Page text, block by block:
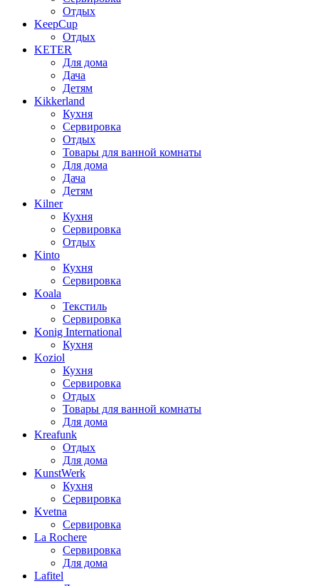
Отдых
KeepCup
Отдых
KETER
Для дома
Дача
Детям
Kikkerland
Кухня
Сервировка
Отдых
Товары для ванной комнаты
Для дома
Дача
Детям
Kilner
Кухня
Сервировка
Отдых
Kinto
Кухня
Сервировка
Koala
Текстиль
Сервировка
Konig International
Кухня
Koziol
Кухня
Сервировка
Отдых
Товары для ванной комнаты
Для дома
Kreafunk
Отдых
Для дома
KunstWerk
Кухня
Сервировка
Kvetna
Сервировка
La Rochere
Сервировка
Для дома
Lafitel